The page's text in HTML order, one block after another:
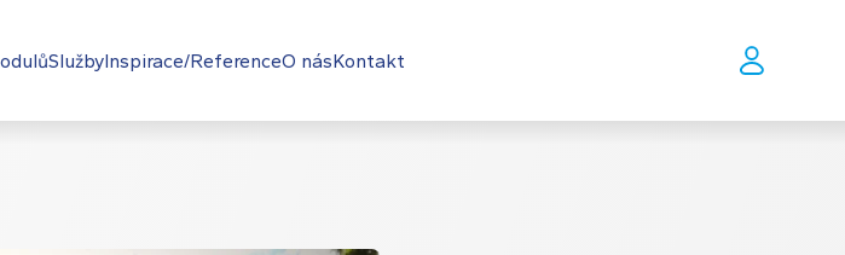
SlužbyInspirace/ReferenceO násKontakt